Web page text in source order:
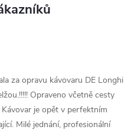
za opravu kávovaru DE Longhi
Opraveno včetně cesty
je opět v perfektním
Milé jednání, profesionální